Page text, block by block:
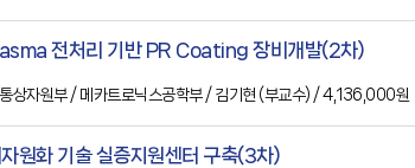
전처리 기반 PR Coating 장비개발(2차)
상자원부 / 메카트로닉스공학부 / 김기현 (부교수) / 4,136,000원
원화 기술 실증지원센터 구축(3차)